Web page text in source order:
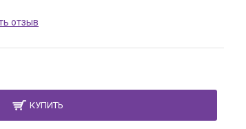
отзыв
КУПИТЬ